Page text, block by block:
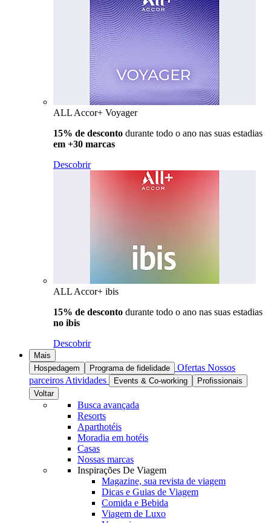
ALL Accor+ Voyager
15% de desconto durante todo o ano nas suas estadias
em +30 marcas
Descobrir
ALL Accor+ ibis
15% de desconto durante todo o ano nas suas estadias
no ibis
Descobrir
Mais
Hospedagem
Programa de fidelidade Ofertas Nossos
parceiros Atividades Events & Co-working
Profissionais
Voltar
Busca avançada
Resorts
Aparthotéis
Moradia em hotéis
Casas
Nossas marcas
Inspirações De Viagem
Magazine, sua revista de viagem
Dicas e Guias de Viagem
Comida e Bebida
Viagem de Luxo